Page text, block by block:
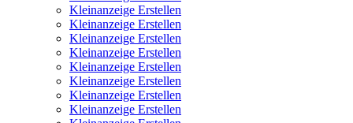
Kleinanzeige Erstellen
Kleinanzeige Erstellen
Kleinanzeige Erstellen
Kleinanzeige Erstellen
Kleinanzeige Erstellen
Kleinanzeige Erstellen
Kleinanzeige Erstellen
Kleinanzeige Erstellen